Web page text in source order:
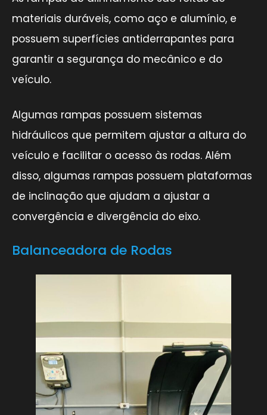
materiais duráveis, como aço e alumínio, e
possuem superfícies antiderrapantes para
garantir a segurança do mecânico e do
veículo.
Algumas rampas possuem sistemas
hidráulicos que permitem ajustar a altura do
veículo e facilitar o acesso às rodas. Além
disso, algumas rampas possuem plataformas
de inclinação que ajudam a ajustar a
convergência e divergência do eixo.
Balanceadora de Rodas